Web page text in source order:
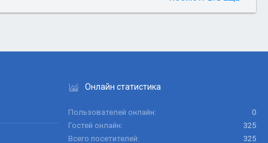
Онлайн статистика
Пользователей онлайн
0
Гостей онлайн
325
Всего посетителей
325